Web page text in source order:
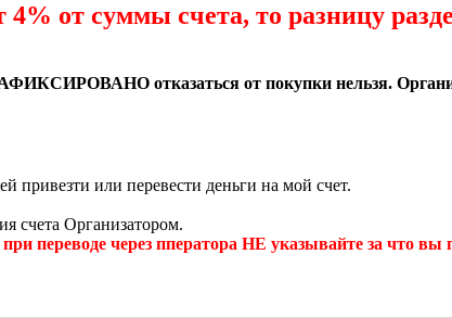
от суммы счета, то разницу
отказаться от покупки нельзя.
привезти или перевести деньги на мой счет.
счета Организатором.
через пператора НЕ указывайте за что вы